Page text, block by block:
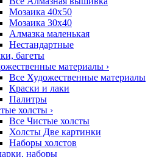
Мозаика 40x50
Мозаика 30x40
Алмазка маленькая
Нестандартные
багеты
материалы ›
Все Художественные материалы
Краски и лаки
Палитры
холсты ›
Все Чистые холсты
Холсты Две картинки
Наборы холстов
наборы